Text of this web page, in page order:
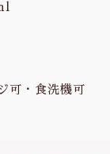
可・食洗機可